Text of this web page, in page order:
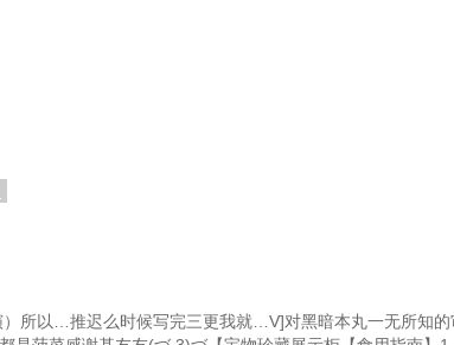
所以…推迟么时候写完三更我就…V]对黑暗本丸一无所知